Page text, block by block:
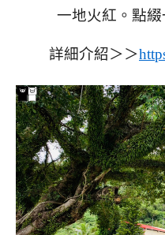
一地火紅。點
詳細介紹＞＞